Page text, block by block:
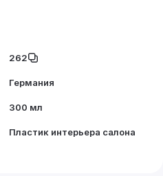
262
Германия
300 мл
Пластик интерьера салона